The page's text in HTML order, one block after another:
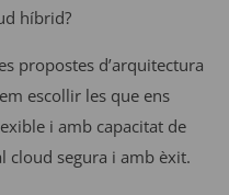
híbrid?
propostes d’arquitectura
escollir les que ens
i amb capacitat de
cloud segura i amb èxit.